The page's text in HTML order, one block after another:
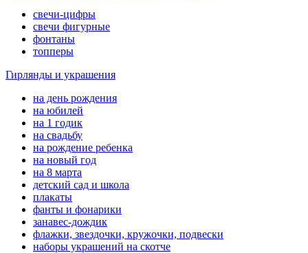
свечи-цифры
свечи фигурные
фонтаны
топперы
Гирлянды и украшения
на день рождения
на юбилей
на 1 годик
на свадьбу
на рождение ребенка
на новый год
на 8 марта
детский сад и школа
плакаты
фанты и фонарики
занавес-дождик
флажки, звездочки, кружочки, подвески
наборы украшений на скотче